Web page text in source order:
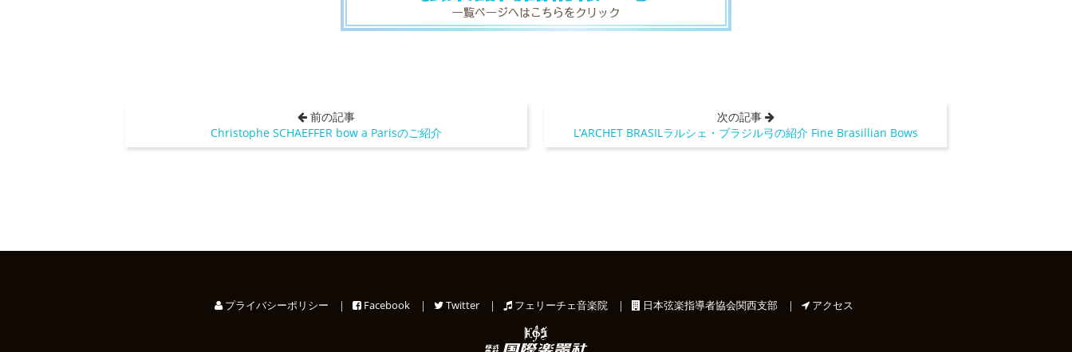
前の記事
Christophe SCHAEFFER bow a Parisのご紹介
次の記事
L’ARCHET BRASILラルシェ・ブラジル弓の紹介 Fine Brasillian Bows
プライバシーポリシー ｜ Facebook ｜ Twitter ｜ フェリーチェ音楽院 ｜ 日本弦楽指導者協会関西支部 ｜ アクセス